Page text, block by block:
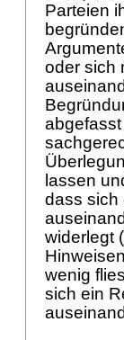
Parteien
oder sich
lassen
dass sich
widerlegt (
wenig
sich ein